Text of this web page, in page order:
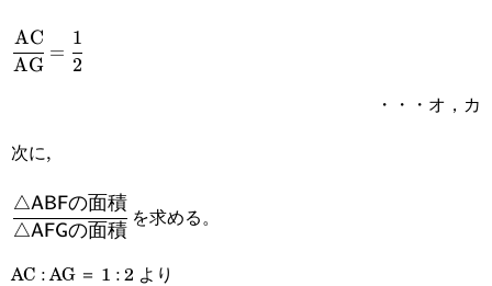
\cfrac{\text{AC}}
{\text{AG}}=\cfrac{1}
AG
AC
=
2
1
・・・オ，カ
次に,
\cfrac{\textsf{△ABF
の面積}}
{\textsf{△AFGの面
△AFGの面積
△ABFの面積 を求める。
AC : AG ＝ 1 : 2 より